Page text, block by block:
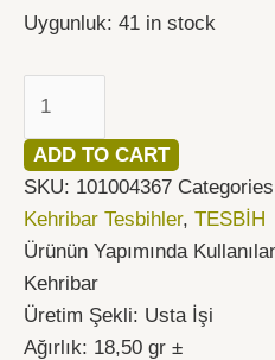
Uygunluk: 41 in stock
Ateş
Kehribar
Tesbih
quantity
ADD TO CART
SKU: 101004367
Kehribar Tesbihler, TESBİH
Ürünün Yapımında
Kehribar
Üretim Şekli: Usta İşi
Ağırlık: 18,50 gr ±